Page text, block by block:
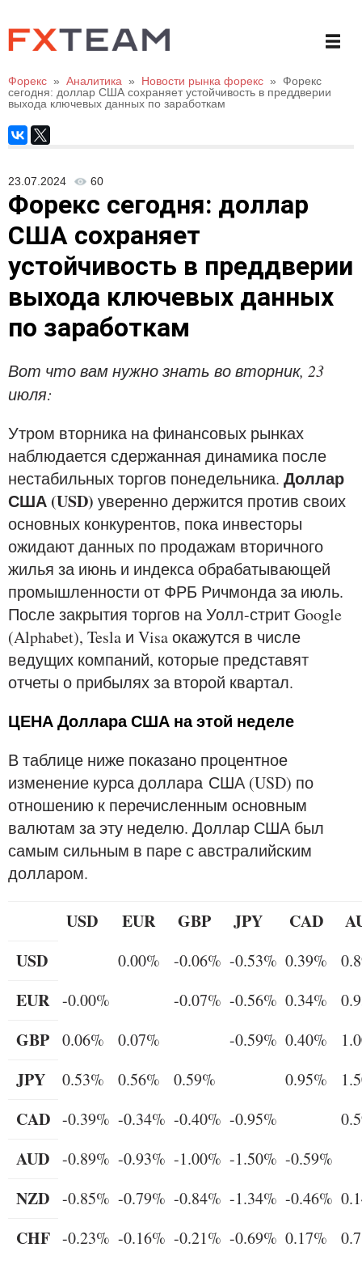
Форекс » Аналитика » Новости рынка форекс » Форекс
сегодня: доллар США сохраняет устойчивость в преддверии
выхода ключевых данных по заработкам
23.07.2024 60
Форекс сегодня: доллар
США сохраняет
устойчивость в преддверии
выхода ключевых данных
по заработкам
Вот что вам нужно знать во вторник, 23
июля:
Утром вторника на финансовых рынках
наблюдается сдержанная динамика после
нестабильных торгов понедельника. Доллар
США (USD) уверенно держится против своих
основных конкурентов, пока инвесторы
ожидают данных по продажам вторичного
жилья за июнь и индекса обрабатывающей
промышленности от ФРБ Ричмонда за июль.
После закрытия торгов на Уолл-стрит Google
(Alphabet), Tesla и Visa окажутся в числе
ведущих компаний, которые представят
отчеты о прибылях за второй квартал.
ЦЕНА Доллара США на этой неделе
В таблице ниже показано процентное
изменение курса доллара США (USD) по
отношению к перечисленным основным
валютам за эту неделю. Доллар США был
самым сильным в паре с австралийским
долларом.
USD EUR GBP JPY CAD
USD
0.00% -0.06% -0.53% 0.39%
EUR -0.00% -0.07% -0.56% 0.34%
GBP 0.06% 0.07% -0.59% 0.40%
JPY 0.53% 0.56% 0.59% 0.95%
CAD -0.39% -0.34% -0.40% -0.95%
AUD -0.89% -0.93% -1.00% -1.50% -0.59%
NZD -0.85% -0.79% -0.84% -1.34% -0.46%
CHF -0.23% -0.16% -0.21% -0.69% 0.17%